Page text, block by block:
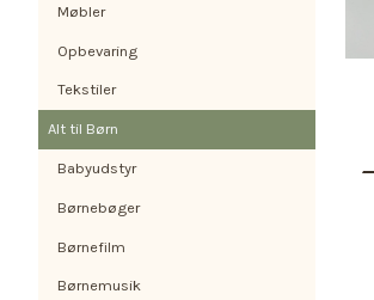
Møbler
Opbevaring
Tekstiler
Alt til Børn
Babyudstyr
Børnebøger
Børnefilm
Børnemusik